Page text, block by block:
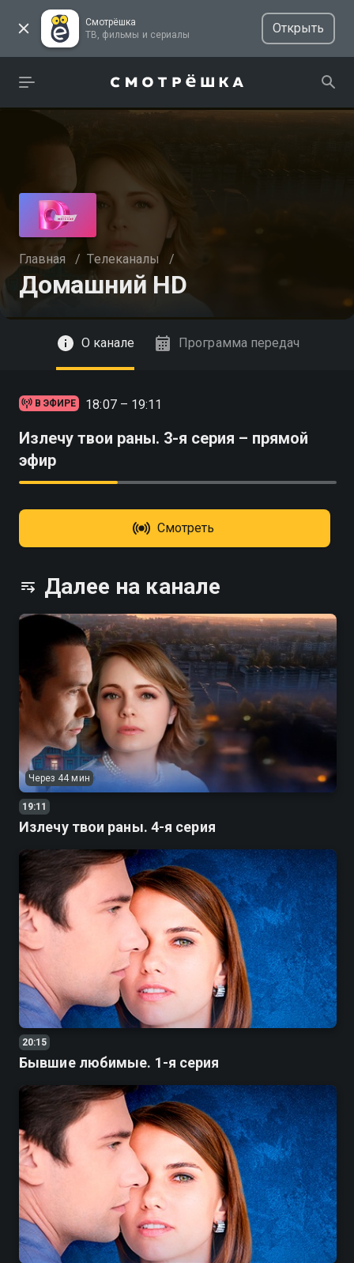
Смотрёшка
ТВ, фильмы и сериалы
Открыть
Главная / Телеканалы /
Домашний HD
О канале Программа передач
В ЭФИРЕ 18:07 – 19:11
Излечу твои раны. 3-я серия – прямой
эфир
Смотреть
Далее на канале
Через 44 мин
19:11
Излечу твои раны. 4-я серия
20:15
Бывшие любимые. 1-я серия